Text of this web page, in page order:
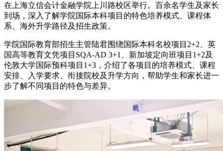
在上海立信会计金融学院上川路校区举行。百余名学生及家长
到场，深入了解学院国际本科项目的特色培养模式、课程体
系、海外升学路径及招生政策。
学院国际教育部招生主管陆君围绕国际本科名校项目2+2、英
国高等教育文凭项目SQA-AD 3+1、新加坡定向班项目1+2及
伦敦大学国际预科项目1+3，介绍了各项目的培养模式、课程
安排、入学要求、衔接院校及升学方向，帮助学生和家长进一
步了解不同项目的特色与差异。